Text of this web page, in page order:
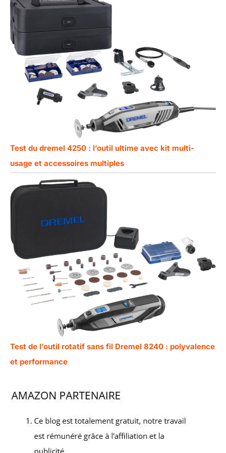
Test du dremel 4250 : l’outil ultime avec kit multi-
usage et accessoires multiples
Test de l’outil rotatif sans fil Dremel 8240 : polyvalence
et performance